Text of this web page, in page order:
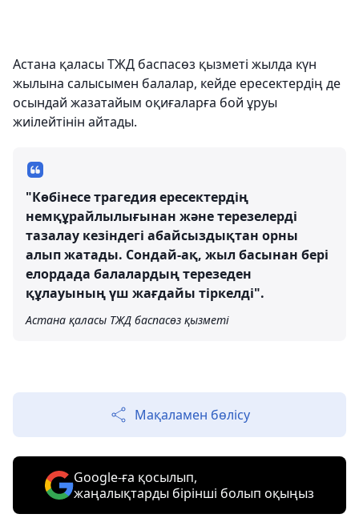
Астана қаласы ТЖД баспасөз қызметі жылда күн
жылына салысымен балалар, кейде ересектердің де
осындай жазатайым оқиғаларға бой ұруы
жиілейтінін айтады.
"Көбінесе трагедия ересектердің
немқұрайлылығынан және терезелерді
тазалау кезіндегі абайсыздықтан орны
алып жатады. Сондай-ақ, жыл басынан бері
елордада балалардың терезеден
құлауының үш жағдайы тіркелді".
Астана қаласы ТЖД баспасөз қызметі
Мақаламен бөлісу
Google-ға қосылып,
жаңалықтарды бірінші болып оқыңыз